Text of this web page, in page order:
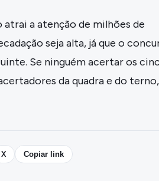
a atenção de milhões de
seja alta, já que o
Se ninguém acertar os
da quadra e do terno,
X Copiar link